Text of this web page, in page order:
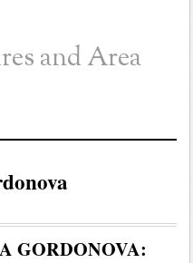
and Area
GORDONOVA: